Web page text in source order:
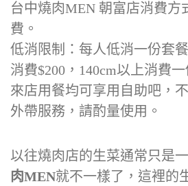
台中燒肉MEN 朝富店消費方
費。
低消限制：每人低消一份套
消費$200，140cm以上消費一
來店用餐均可享用自助吧，
外帶服務，請酌量使用。
以往燒肉店的生菜通常只是
肉MEN就不一樣了，這裡的